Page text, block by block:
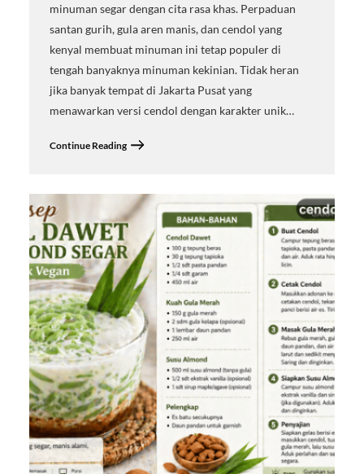
minuman segar dengan cita rasa khas. Perpaduan
santan gurih, gula aren manis, dan cendol yang
kenyal membuat minuman ini tetap populer di
tengah banyaknya minuman kekinian. Tidak heran
jika banyak tempat di Jakarta Pusat yang
menawarkan versi cendol dengan karakter unik…
Continue Reading